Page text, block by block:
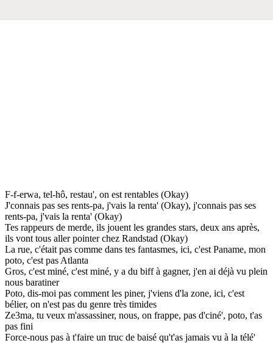
F-f-erwa, tel-hô, restau', on est rentables (Okay)
J'connais pas ses rents-pa, j'vais la renta' (Okay), j'connais pas ses
rents-pa, j'vais la renta' (Okay)
Tes rappeurs de merde, ils jouent les grandes stars, deux ans après,
ils vont tous aller pointer chez Randstad (Okay)
La rue, c'était pas comme dans tes fantasmes, ici, c'est Paname, mon
poto, c'est pas Atlanta
Gros, c'est miné, c'est miné, y a du biff à gagner, j'en ai déjà vu plein
nous baratiner
Poto, dis-moi pas comment les piner, j'viens d'la zone, ici, c'est
bélier, on n'est pas du genre très timides
Ze3ma, tu veux m'assassiner, nous, on frappe, pas d'ciné', poto, t'as
pas fini
Force-nous pas à t'faire un truc de baisé qu't'as jamais vu à la télé'